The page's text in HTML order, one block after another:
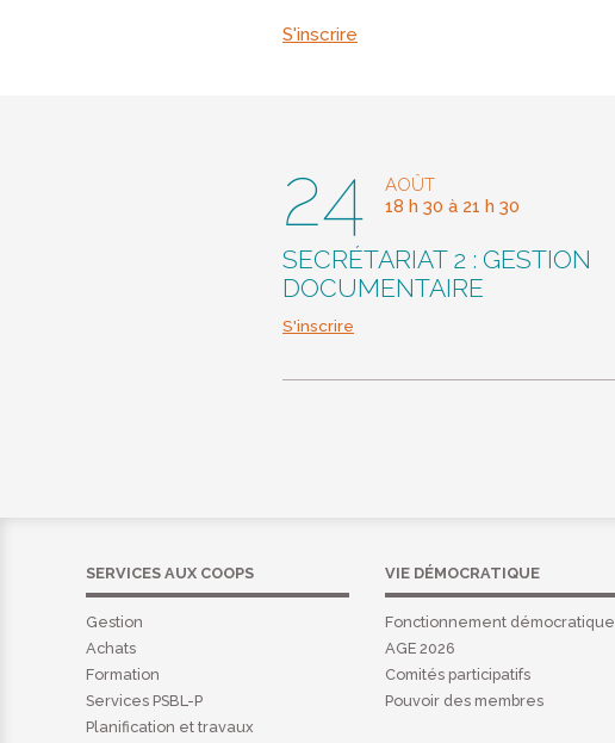
S'inscrire
24
AOÛT
18 h 30 à 21 h 30
SECRÉTARIAT 2 : GESTION
DOCUMENTAIRE
S'inscrire
SERVICES AUX COOPS
Gestion
Achats
Formation
Services PSBL-P
Planification et travaux
VIE DÉMOCRATIQUE
Fonctionnement démocratique
AGE 2026
Comités participatifs
Pouvoir des membres